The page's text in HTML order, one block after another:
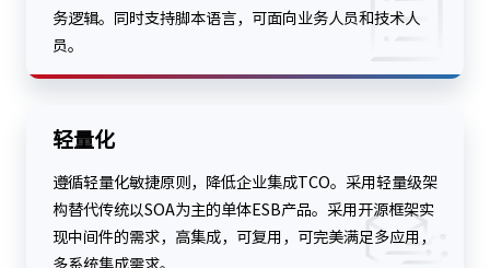
务逻辑。同时支持脚本语言，可面向业务人员和技术人
员。
轻量化
遵循轻量化敏捷原则，降低企业集成TCO。采用轻量级架
构替代传统以SOA为主的单体ESB产品。采用开源框架实
现中间件的需求，高集成，可复用，可完美满足多应用，
多系统集成需求。